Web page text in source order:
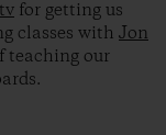
for getting us
classes with Jon
teaching our